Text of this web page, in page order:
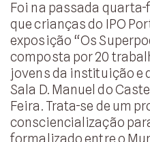
Foi na passada quarta-
que crianças do IPO
exposição “Os
composta por 20
jovens da instituição e
Sala D. Manuel do
Feira. Trata-se de um
consciencialização
formalizado entre o